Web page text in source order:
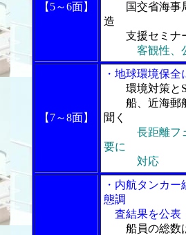
【5～6面】
国交省海事
造
支援セミナ
客観性、
【7～8面】
・地球環境保
環境対策と
船、近海郵船
聞く
長距離フ
要に
対応
・内航タンカ
態調
査結果を公表
船員の総数